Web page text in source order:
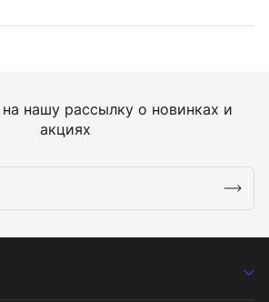
нашу рассылку о новинках и
акциях